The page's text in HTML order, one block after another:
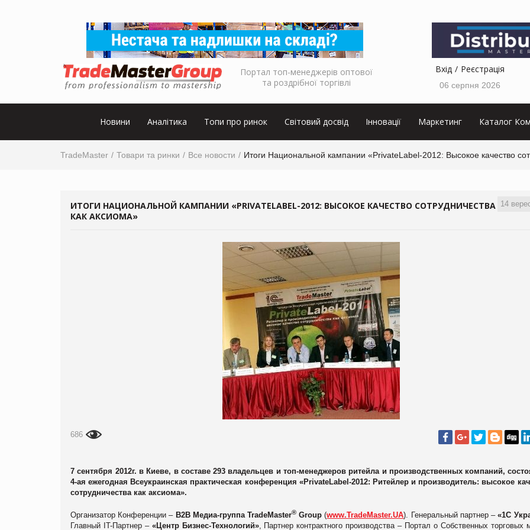
Портал топ-менеджерів оптової
та роздрібної торгівлі
Вхід Реєстрація
06 серпня 2026
Новини Аналітика Топи про ринок Світовий досвід Інновації Маркетинг Каталог
TradeMaster Товари та ринки Все новости Итоги Национальной кампании «PrivateLabel-2012: Высокое качество
14
ИТОГИ НАЦИОНАЛЬНОЙ КАМПАНИИ «PRIVATELABEL-2012: ВЫСОКОЕ КАЧЕСТВО СОТРУДНИЧЕСТВА
КАК АКСИОМА»
686
7 сентября 2012г. в Киеве, в составе 293 владельцев и топ-менеджеров ритейла и производственных компаний,
4-ая ежегодная Всеукраинская практическая конференция «PrivateLabel-2012: Ритейлер и производитель: высокое
сотрудничества как аксиома».
Организатор Конференции – B2B Медиа-группа TradeMaster® Group (www.TradeMaster.UA). Генеральный партнер –«1С
Главный IT-Партнер – «Центр Бизнес-Технологий», Партнер контрактного производства – Портал о Собственных торговых